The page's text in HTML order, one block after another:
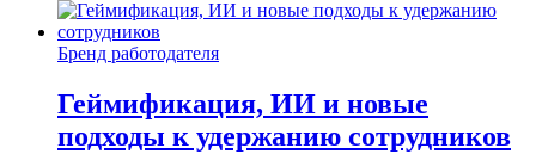
Бренд работодателя
Геймификация, ИИ и новые
подходы к удержанию сотрудников